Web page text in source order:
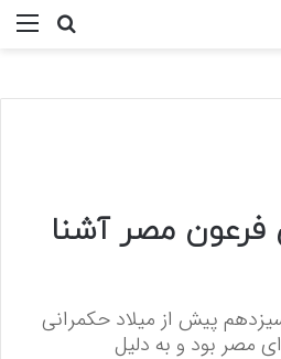
فرعون مصر آشنا
پیش از میلاد حکمرانی
مصر بود و به دلیل